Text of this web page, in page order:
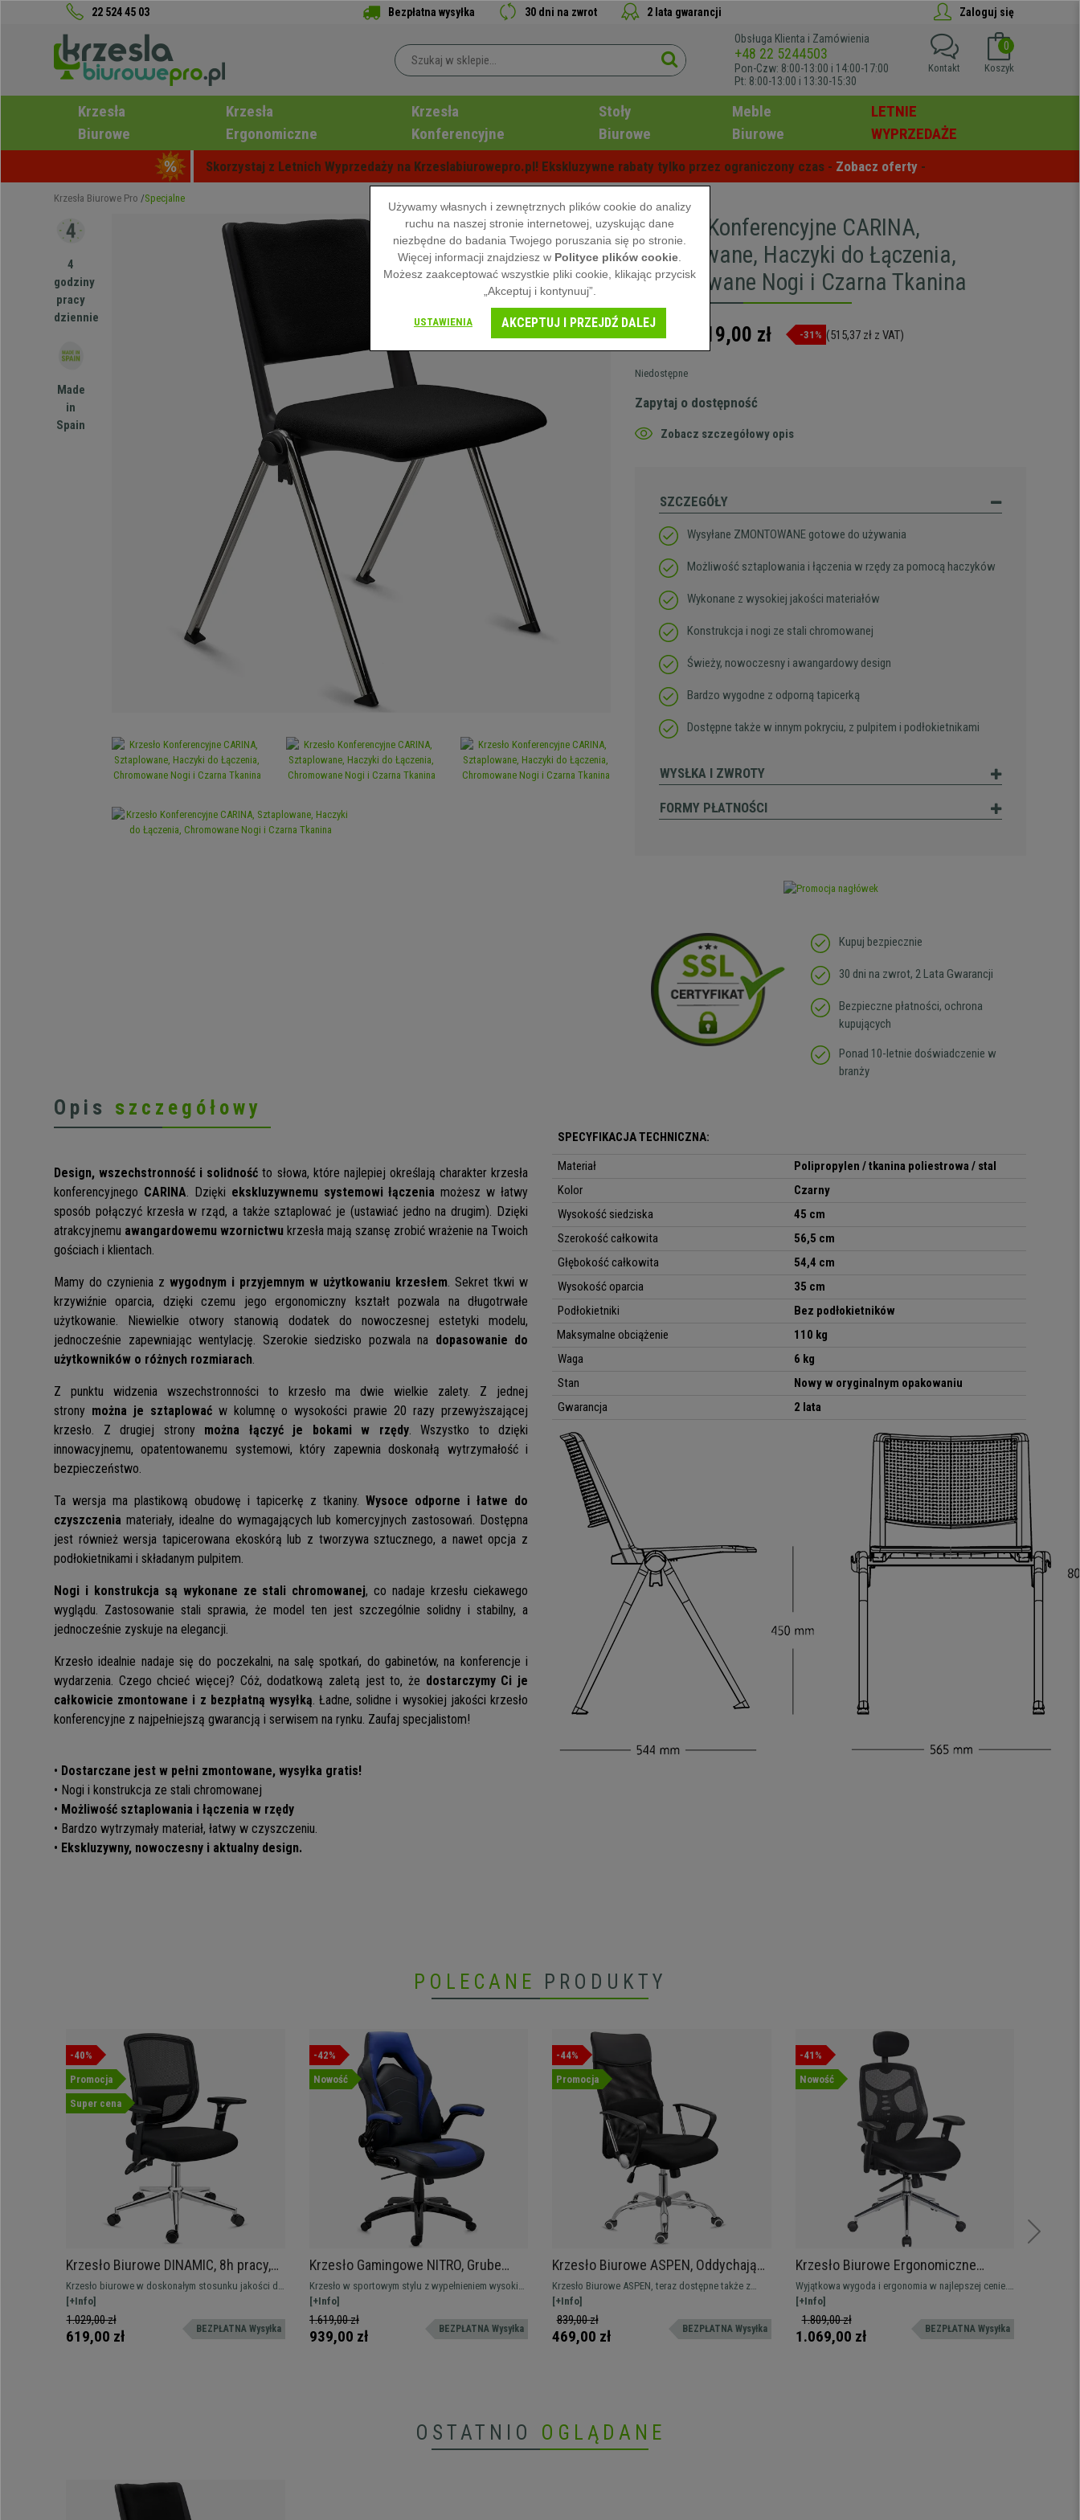
22 524 45 03 Bezpłatna wysyłka 30 dni na zwrot 2 lata gwarancji Zaloguj się
Obsługa Klienta i Zamówienia
+48 22 5244503
Pon-Czw: 8:00-13:00 i 14:00-17:00
Pt: 8:00-13:00 i 13:30-15:30
0
Koszyk
Kontakt
Krzesła
Biurowe
Krzesła
Ergonomiczne
Krzesła
Konferencyjne
Stoły
Biurowe
Meble
Biurowe
LETNIE
WYPRZEDAŻE
Skorzystaj z Letnich Wyprzedaży na Krzeslabiurowepro.pl! Ekskluzywne rabaty tylko przez ograniczony czas - Zobacz oferty -
Krzesła Biurowe Pro Specjalne
4
godziny
pracy
dziennie
Made
in
Spain
Krzesło Konferencyjne CARINA,
Sztaplowane, Haczyki do Łączenia,
Chromowane Nogi i Czarna Tkanina
609,00 zł 419,00 zł -31% (515,37 zł z VAT)
Niedostępne
Zapytaj o dostępność
Zobacz szczegółowy opis
SZCZEGÓŁY
Wysyłane ZMONTOWANE gotowe do używania
Możliwość sztaplowania i łączenia w rzędy za pomocą haczyków
Wykonane z wysokiej jakości materiałów
Konstrukcja i nogi ze stali chromowanej
Świeży, nowoczesny i awangardowy design
Bardzo wygodne z odporną tapicerką
Dostępne także w innym pokryciu, z pulpitem i podłokietnikami
WYSŁKA I ZWROTY
FORMY PŁATNOŚCI
Kupuj bezpiecznie
30 dni na zwrot, 2 Lata Gwarancji
Bezpieczne płatności, ochrona
kupujących
Ponad 10-letnie doświadczenie w
branży
Opis szczegółowy
Design, wszechstronność i solidność to słowa, które najlepiej określają charakter krzesła
konferencyjnego CARINA. Dzięki ekskluzywnemu systemowi łączenia możesz w łatwy
sposób połączyć krzesła w rząd, a także sztaplować je (ustawiać jedno na drugim). Dzięki
atrakcyjnemu awangardowemu wzornictwu krzesła mają szansę zrobić wrażenie na Twoich
gościach i klientach.
Mamy do czynienia z wygodnym i przyjemnym w użytkowaniu krzesłem. Sekret tkwi w
krzywiźnie oparcia, dzięki czemu jego ergonomiczny kształt pozwala na długotrwałe
użytkowanie. Niewielkie otwory stanowią dodatek do nowoczesnej estetyki modelu,
jednocześnie zapewniając wentylację. Szerokie siedzisko pozwala na dopasowanie do
użytkowników o różnych rozmiarach.
Z punktu widzenia wszechstronności to krzesło ma dwie wielkie zalety. Z jednej
strony można je sztaplowaćw kolumnę o wysokości prawie 20 razy przewyższającej
krzesło. Z drugiej strony można łączyć je bokami w rzędy. Wszystko to dzięki
innowacyjnemu, opatentowanemu systemowi, który zapewnia doskonałą wytrzymałość i
bezpieczeństwo.
Ta wersja ma plastikową obudowę i tapicerkę z tkaniny. Wysoce odporne i łatwe do
czyszczenia materiały, idealne do wymagających lub komercyjnych zastosowań. Dostępna
jest również wersja tapicerowana ekoskórą lub z tworzywa sztucznego, a nawet opcja z
podłokietnikami i składanym pulpitem.
Nogi i konstrukcja są wykonane ze stali chromowanej, co nadaje krzesłu ciekawego
wyglądu. Zastosowanie stali sprawia, że model ten jest szczególnie solidny i stabilny, a
jednocześnie zyskuje na elegancji.
Krzesło idealnie nadaje się do poczekalni, na salę spotkań, do gabinetów, na konferencje i
wydarzenia. Czego chcieć więcej? Cóż, dodatkową zaletą jest to, że dostarczymy Ci je
całkowicie zmontowane i z bezpłatną wysyłką. Ładne, solidne i wysokiej jakości krzesło
konferencyjne z najpełniejszą gwarancją i serwisem na rynku. Zaufaj specjalistom!
• Dostarczane jest w pełni zmontowane, wysyłka gratis!
• Nogi i konstrukcja ze stali chromowanej
• Możliwość sztaplowania i łączenia w rzędy
• Bardzo wytrzymały materiał, łatwy w czyszczeniu.
• Ekskluzywny, nowoczesny i aktualny design.
SPECYFIKACJA TECHNICZNA:
Materiał
Polipropylen / tkanina poliestrowa / stal
Kolor
Czarny
Wysokość siedziska
45 cm
Szerokość całkowita
56,5 cm
Głębokość całkowita
54,4 cm
Wysokość oparcia
35 cm
Podłokietniki
Bez podłokietników
Maksymalne obciążenie
110 kg
Waga
6 kg
Stan
Nowy w oryginalnym opakowaniu
Gwarancja
2 lata
POLECANE PRODUKTY
-40%
Promocja
Super cena
Krzesło Biurowe DINAMIC, 8h pracy,
Regulowane Oparcie, Wygodne i
Solidne, Czarne
Krzesło biurowe w doskonałym stosunku jakości do
ceny, bardzo wygodne i solidne. Regulowane
oparcie i podłokietniki, ergonomiczny design
[+Info]
1.029,00 zł
619,00 zł BEZPŁATNA Wysyłka
-42%
Nowość
Krzesło Gamingowe NITRO, Grube
Wypełnienie, Składane Podłokietniki,
Skórzane, kolor Czarno-Niebieski
Krzesło w sportowym stylu z wypełnieniem wysokiej
gęstości, tapicerowane skórą syntetyczną, składane
podłokietniki.
[+Info]
1.619,00 zł
939,00 zł BEZPŁATNA Wysyłka
-44%
Promocja
Krzesło Biurowe ASPEN, Oddychająca
siatka, miękkie siedzisko, Super Cena,
Kolor Czarny
Krzesło Biurowe ASPEN, teraz dostępne także z
miękkim siedziskiem i w wielu kolorach, jak zawsze
w najlepszej cenie. Doskonały model ergonomiczny z
wysokim oparciem z oddychającej siatki i miękkim
siedziskiem pokrytym tkaniną
[+Info]
839,00 zł
469,00 zł BEZPŁATNA Wysyłka
-41%
Nowość
Krzesło Biurowe Ergonomiczne
MANTRA, Zagłówek, Niesamowite
Oparcie, Regulowane Podłokietniki,
8H Pracy, Czarne
Wyjątkowa wygoda i ergonomia w najlepszej cenie.
Dostosowana do profesjonalnego użytku, z
regulowanymi podłokietnikami i wysyłką w ciągu
24/48 godzin
[+Info]
1.809,00 zł
1.069,00 zł BEZPŁATNA Wysyłka
OSTATNIO OGLĄDANE
Używamy własnych i zewnętrznych plików cookie do analizy
ruchu na naszej stronie internetowej, uzyskując dane
niezbędne do badania Twojego poruszania się po stronie.
Więcej informacji znajdziesz w Polityce plików cookie
Możesz zaakceptować wszystkie pliki cookie, klikając przycisk
„Akceptuj i kontynuuj”.
USTAWIENIA AKCEPTUJ I PRZEJDŹ DALEJ